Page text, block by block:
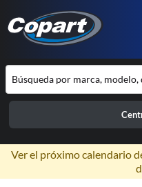
Ver el próximo calendario